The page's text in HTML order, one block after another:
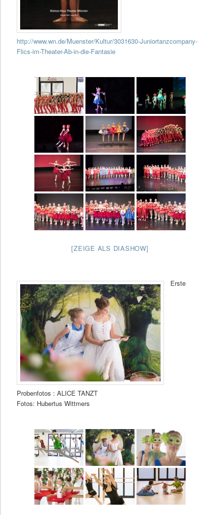
http://www.wn.de/Muenster/Kultur/3031630-Juniortanzcompany-
Flics-im-Theater-Ab-in-die-Fantasie
[ZEIGE ALS DIASHOW]
Erste
Probenfotos : ALICE TANZT
Fotos: Hubertus Wittmers